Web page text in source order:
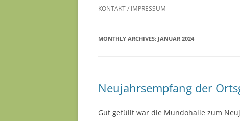
KONTAKT / IMPRESSUM
MONTHLY ARCHIVES: JANUAR 2024
Neujahrsempfang der
Gut gefüllt war die Mundohalle zum